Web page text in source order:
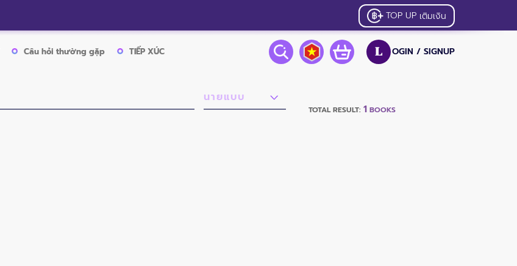
TOP UP เติมเงิน
L OGIN / SIGNUP
Câu hỏi thường gặp TIẾP XÚC
TOTAL RESULT: 1BOOKS